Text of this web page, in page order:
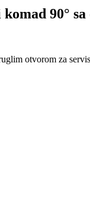
90°
otvorom za